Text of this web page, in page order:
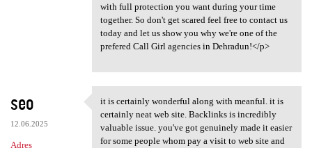
with full protection you want during your time
together. So don't get scared feel free to contact us
today and let us show you why we're one of the
prefered Call Girl agencies in Dehradun!</p>
seo
12.06.2025
Adres
it is certainly wonderful
it is certainly wonderful along with meanful. it is
certainly neat web site. Backlinks is incredibly
valuable issue. you've got genuinely made it easier
for some people whom pay a visit to web site and